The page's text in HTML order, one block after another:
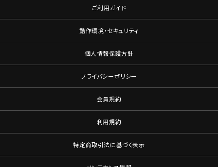
ご利用ガイド
動作環境・セキュリティ
個人情報保護方針
プライバシーポリシー
会員規約
利用規約
特定商取引法に基づく表示